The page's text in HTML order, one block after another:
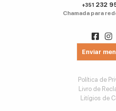
+351 232
Chamada para
Enviar
Política de
Livro de
Litígios de